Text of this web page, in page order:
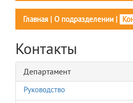
Главная | О подразделении |
Контакты
Департамент
Руководство